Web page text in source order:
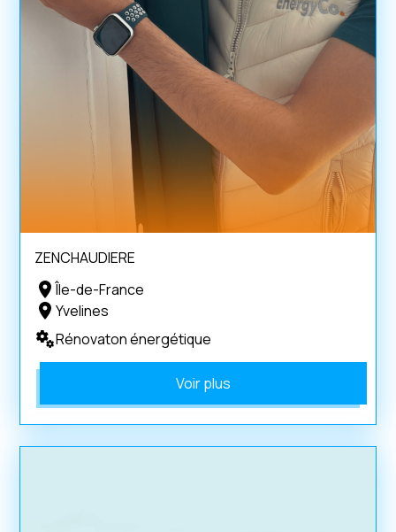
ZENCHAUDIERE
Île-de-France
Yvelines
Rénovaton énergétique
Voir plus